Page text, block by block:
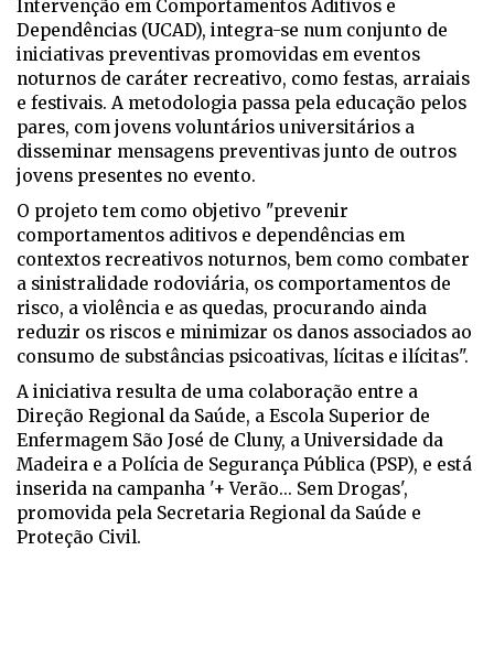
Intervenção em Comportamentos Aditivos e
Dependências (UCAD), integra-se num conjunto de
iniciativas preventivas promovidas em eventos
noturnos de caráter recreativo, como festas, arraiais
e festivais. A metodologia passa pela educação pelos
pares, com jovens voluntários universitários a
disseminar mensagens preventivas junto de outros
jovens presentes no evento.
O projeto tem como objetivo "prevenir
comportamentos aditivos e dependências em
contextos recreativos noturnos, bem como combater
a sinistralidade rodoviária, os comportamentos de
risco, a violência e as quedas, procurando ainda
reduzir os riscos e minimizar os danos associados ao
consumo de substâncias psicoativas, lícitas e ilícitas".
A iniciativa resulta de uma colaboração entre a
Direção Regional da Saúde, a Escola Superior de
Enfermagem São José de Cluny, a Universidade da
Madeira e a Polícia de Segurança Pública (PSP), e está
inserida na campanha '+ Verão... Sem Drogas',
promovida pela Secretaria Regional da Saúde e
Proteção Civil.